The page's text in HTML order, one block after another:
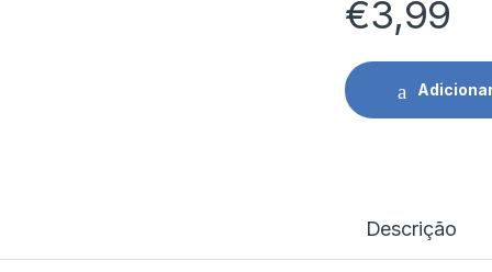
€3,99
Descrição